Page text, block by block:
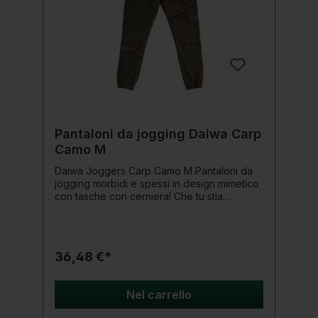
Pantaloni da jogging Daiwa Carp
Camo M
Daiwa Joggers Carp Camo M Pantaloni da
jogging morbidi e spessi in design mimetico
con tasche con cerniera! Che tu stia
vestibilità comoda e il comfort di cui hai
elastico in vita con coulisse. Dettagli del
prodotto: Taglia: media Peso 280 g/m²
36,48 €*
Nel carrello